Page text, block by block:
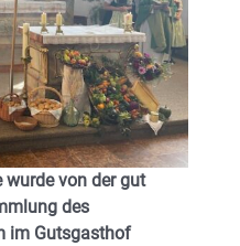
wurde von der gut
des
im Gutsgasthof